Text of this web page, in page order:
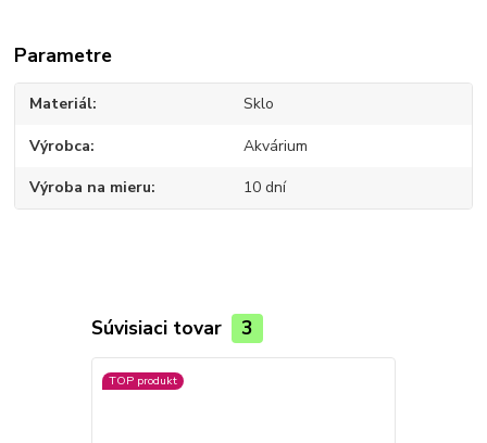
Parametre
Materiál Sklo
Výrobca Akvárium
Výroba na mieru 10 dní
Súvisiaci tovar 3
TOP produkt